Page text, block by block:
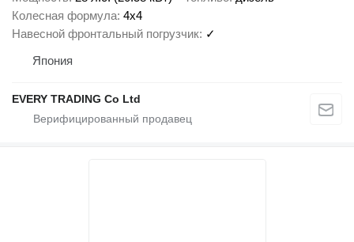
Колесная формула 4x4
Навесной фронтальный погрузчик ✓
Япония
EVERY TRADING Co Ltd